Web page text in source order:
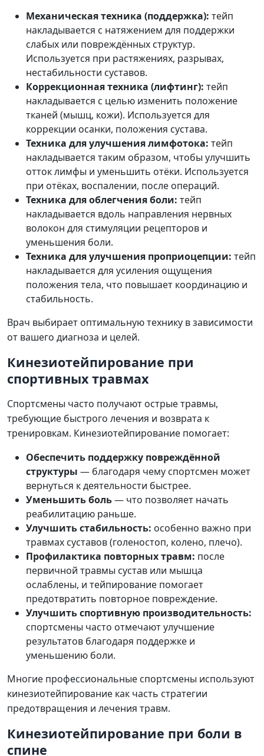
Механическая техника (поддержка): тейп
накладывается с натяжением для поддержки
слабых или повреждённых структур.
Используется при растяжениях, разрывах,
нестабильности суставов.
Коррекционная техника (лифтинг): тейп
накладывается с целью изменить положение
тканей (мышц, кожи). Используется для
коррекции осанки, положения сустава.
Техника для улучшения лимфотока: тейп
накладывается таким образом, чтобы улучшить
отток лимфы и уменьшить отёки. Используется
при отёках, воспалении, после операций.
Техника для облегчения боли: тейп
накладывается вдоль направления нервных
волокон для стимуляции рецепторов и
уменьшения боли.
Техника для улучшения проприоцепции: тейп
накладывается для усиления ощущения
положения тела, что повышает координацию и
стабильность.
Врач выбирает оптимальную технику в зависимости
от вашего диагноза и целей.
Кинезиотейпирование при
спортивных травмах
Спортсмены часто получают острые травмы,
требующие быстрого лечения и возврата к
тренировкам. Кинезиотейпирование помогает:
Обеспечить поддержку повреждённой
структуры — благодаря чему спортсмен может
вернуться к деятельности быстрее.
Уменьшить боль— что позволяет начать
реабилитацию раньше.
Улучшить стабильность: особенно важно при
травмах суставов (голеностоп, колено, плечо).
Профилактика повторных травм: после
первичной травмы сустав или мышца
ослаблены, и тейпирование помогает
предотвратить повторное повреждение.
Улучшить спортивную производительность:
спортсмены часто отмечают улучшение
результатов благодаря поддержке и
уменьшению боли.
Многие профессиональные спортсмены используют
кинезиотейпирование как часть стратегии
предотвращения и лечения травм.
Кинезиотейпирование при боли в
спине